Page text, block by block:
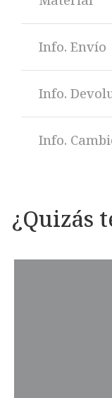
Info. Envío
Info.
Info.
¿Quizás